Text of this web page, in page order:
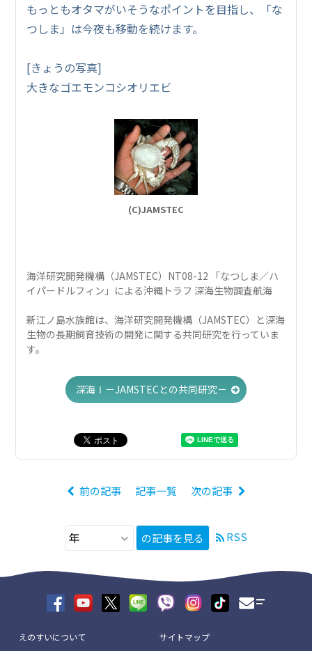
もっともオタマがいそうなポイントを目指し、「な
つしま」は今夜も移動を続けます。
[きょうの写真]
大きなゴエモンコシオリエビ
(C)JAMSTEC
海洋研究開発機構（JAMSTEC）NT08-12 「なつしま／ハ
イパードルフィン」による沖縄トラフ 深海生物調査航海
新江ノ島水族館は、海洋研究開発機構（JAMSTEC）と深海
生物の長期飼育技術の開発に関する共同研究を行っていま
す。
深海Ⅰ－JAMSTECとの共同研究－
前の記事 記事一覧 次の記事
の記事を見る RSS
えのすいについて
サイトマップ